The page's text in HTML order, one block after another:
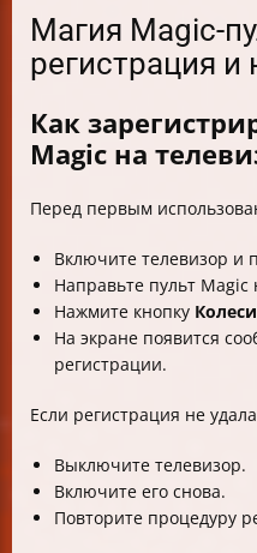
Магия Magic-
регистрация и
Как
Magic на
Перед первым
Включите телевизор и
Направьте пульт Magic
Нажмите кнопку
На экране появится
регистрации.
Если регистрация не
Выключите телевизор.
Включите его снова.
Повторите процедуру